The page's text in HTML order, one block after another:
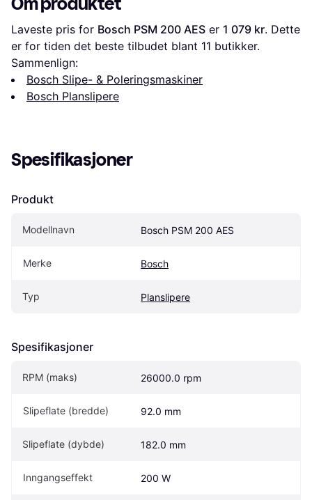
Laveste pris for Bosch PSM 200 AES er 1 079 kr. Dette
er for tiden det beste tilbudet blant 11 butikker.
Sammenlign:
Bosch Slipe- & Poleringsmaskiner
Bosch Planslipere
Spesifikasjoner
Produkt
Modellnavn Bosch PSM 200 AES
Merke Bosch
Typ Planslipere
Spesifikasjoner
RPM (maks) 26000.0 rpm
Slipeflate (bredde) 92.0 mm
Slipeflate (dybde) 182.0 mm
Inngangseffekt 200 W